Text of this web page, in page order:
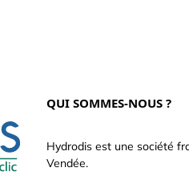
QUI SOMMES-NOUS ?
Hydrodis est une société
Vendée.